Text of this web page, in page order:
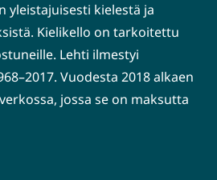
yleistajuisesti kielestä ja
Kielikello on tarkoitettu
Lehti ilmestyi
Vuodesta 2018 alkaen
jossa se on maksutta